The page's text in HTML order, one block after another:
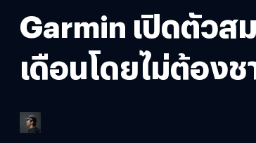
Garmin เปิดตัวส
เดือนโดยไม่ต้องช